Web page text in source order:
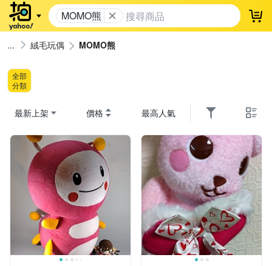
MOMO熊 登
絨毛玩偶 MOMO熊
全部
分類
最新上架 價格 最高人氣